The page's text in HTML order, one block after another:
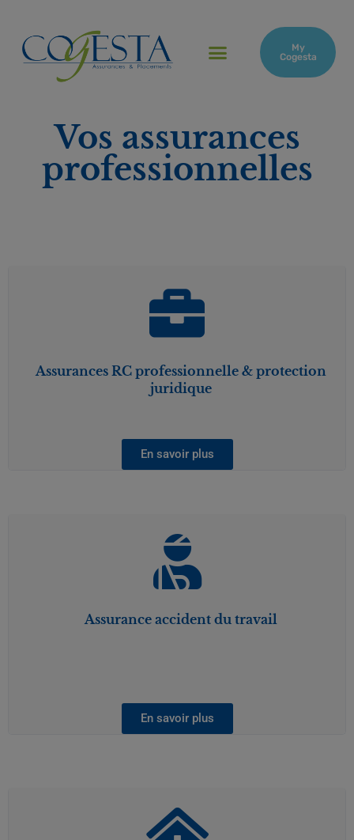
My
Cogesta
Vos assurances
professionnelles
Assurances RC professionnelle & protection
juridique
En savoir plus
Assurance accident du travail
En savoir plus